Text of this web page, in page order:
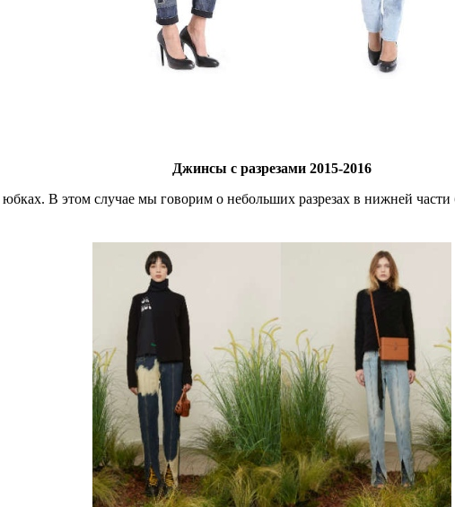
Джинсы с разрезами 2015-2016
В этом случае мы говорим о небольших разрезах в нижней